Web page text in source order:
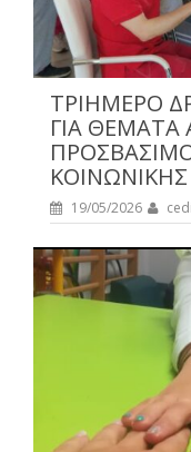
ΤΡΙΗΜΕΡΟ
ΓΙΑ ΘΕΜΑΤΑ
19/05/2026